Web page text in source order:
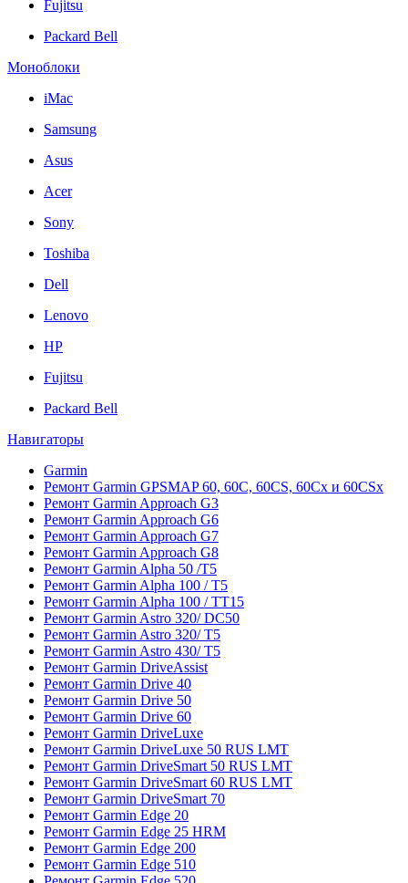
Fujitsu
Packard Bell
Моноблоки
iMac
Samsung
Asus
Acer
Sony
Toshiba
Dell
Lenovo
HP
Fujitsu
Packard Bell
Навигаторы
Garmin
Ремонт Garmin GPSMAP 60, 60C, 60CS, 60Cx и 60CSx
Ремонт Garmin Approach G3
Ремонт Garmin Approach G6
Ремонт Garmin Approach G7
Ремонт Garmin Approach G8
Ремонт Garmin Alpha 50 /T5
Ремонт Garmin Alpha 100 / T5
Ремонт Garmin Alpha 100 / TT15
Ремонт Garmin Astro 320/ DC50
Ремонт Garmin Astro 320/ T5
Ремонт Garmin Astro 430/ T5
Ремонт Garmin DriveAssist
Ремонт Garmin Drive 40
Ремонт Garmin Drive 50
Ремонт Garmin Drive 60
Ремонт Garmin DriveLuxe
Ремонт Garmin DriveLuxe 50 RUS LMT
Ремонт Garmin DriveSmart 50 RUS LMT
Ремонт Garmin DriveSmart 60 RUS LMT
Ремонт Garmin DriveSmart 70
Ремонт Garmin Edge 20
Ремонт Garmin Edge 25 HRM
Ремонт Garmin Edge 200
Ремонт Garmin Edge 510